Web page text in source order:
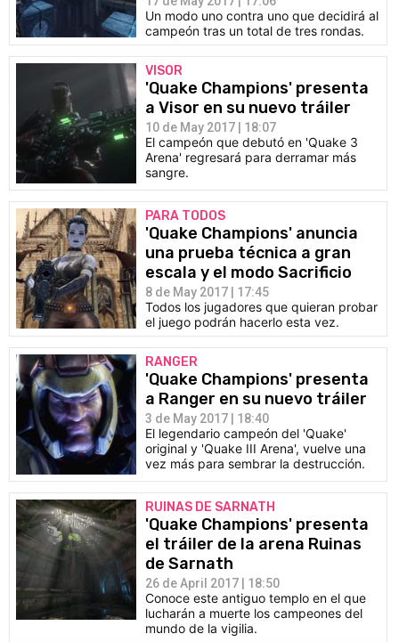
Un modo uno contra uno que decidirá al
campeón tras un total de tres rondas.
VISOR
'Quake Champions' presenta
a Visor en su nuevo tráiler
10 de May 2017 | 18:07
El campeón que debutó en 'Quake 3
Arena' regresará para derramar más
sangre.
PARA TODOS
'Quake Champions' anuncia
una prueba técnica a gran
escala y el modo Sacrificio
8 de May 2017 | 17:45
Todos los jugadores que quieran probar
el juego podrán hacerlo esta vez.
RANGER
'Quake Champions' presenta
a Ranger en su nuevo tráiler
3 de May 2017 | 18:40
El legendario campeón del 'Quake'
original y 'Quake III Arena', vuelve una
vez más para sembrar la destrucción.
RUINAS DE SARNATH
'Quake Champions' presenta
el tráiler de la arena Ruinas
de Sarnath
26 de April 2017 | 18:50
Conoce este antiguo templo en el que
lucharán a muerte los campeones del
mundo de la vigilia.